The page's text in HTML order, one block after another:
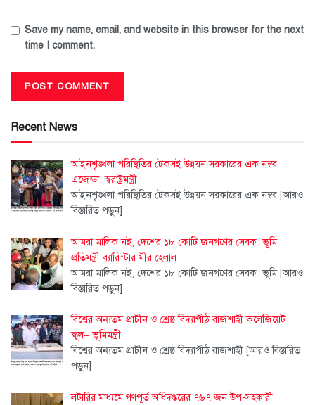
Save my name, email, and website in this browser for the next
time I comment.
Recent News
আইনশৃঙ্খলা পরিস্থিতির টেকসই উন্নয়ন সরকারের এক নম্বর
এজেন্ডা: স্বরাষ্ট্রমন্ত্রী
আইনশৃঙ্খলা পরিস্থিতির টেকসই উন্নয়ন সরকারের এক নম্বর [আরও
বিস্তারিত পড়ুন]
আমরা মালিক নই, দেশের ১৮ কোটি জনগণের সেবক: ভূমি
প্রতিমন্ত্রী ব্যারিস্টার মীর হেলাল
আমরা মালিক নই, দেশের ১৮ কোটি জনগণের সেবক: ভূমি [আরও
বিস্তারিত পড়ুন]
বিশ্বের অন্যতম প্রাচীন ও শ্রেষ্ঠ বিদ্যাপীঠ রাজশাহী কলেজিয়েট
স্কুল– ভূমিমন্ত্রী
বিশ্বের অন্যতম প্রাচীন ও শ্রেষ্ঠ বিদ্যাপীঠ রাজশাহী [আরও বিস্তারিত
পড়ুন]
লটারির মাধ্যমে গণপূর্ত অধিদপ্তরের ৭৬৭ জন উপ-সহকারী